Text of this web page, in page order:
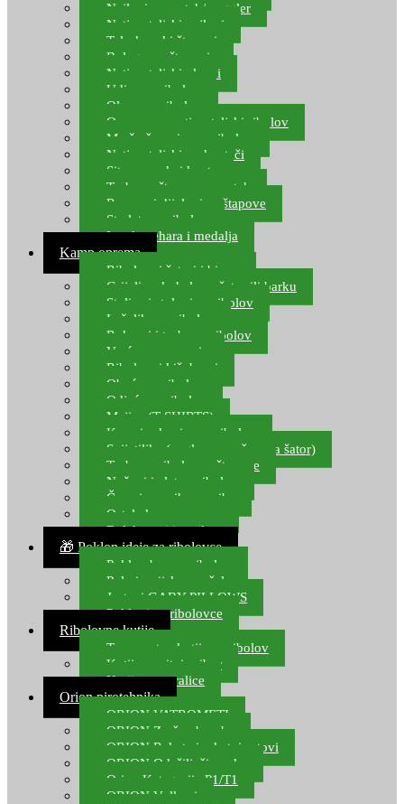
Najloni za match/waggler
Natjecateljski najloni
Teleskopski štapovi
Bolognese štapovi
Natjecateljski plovci
Udice za ribolov
Olovo za ribolov
Oprema za natjecateljski ribolov
Mreže čuvarice za ribolov
Natjecateljski podmetači
Sito, posude i kante
Torbe za štapove – match
Rezervni dijelovi za štapove
Starlete za ribolov
Izrada pehara i medalja
Kamp oprema
Ribolovni šatori i bivvy
Grijalice, kuhala za šator ili barku
Stolice i stolovi za ribolov
Ležaljke za ribolov
Ruksaci i torbe za ribolov
Vreće za spavanje
Ribolovni kišobrani
Obuća za ribolov
Odjeća za ribolov
Majice (T-SHIRTS)
Kape i rukavice za ribolov
Svijetiljke (naglavne, ručne, za šator)
Torbe za ribolovne štapove
Noževi i alat za ribolov
Čamci za prihranu ribe
Ostala kamp oprema
Dalekozori i optika
🎁 Poklon ideje za ribolovce
Poklon bon za ribolov
Polarizacijske naočale
Jastuci GABY PILLOWS
Pokloni za ribolovce
Ribolovne kutije
Transportne kutije za ribolov
Kutije za sitni pribor
Kutije za varalice
Orion pirotehnika
ORION VATROMETI
ORION Zračne bombe
ORION Rakete i raketni setovi
ORION Odašiljači zvuka
Orion Kategorija P1/T1
ORION Vulkani